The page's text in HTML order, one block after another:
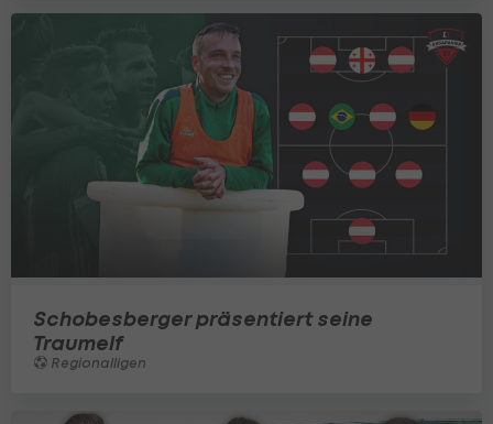
Schobesberger präsentiert seine
Traumelf
Regionalligen